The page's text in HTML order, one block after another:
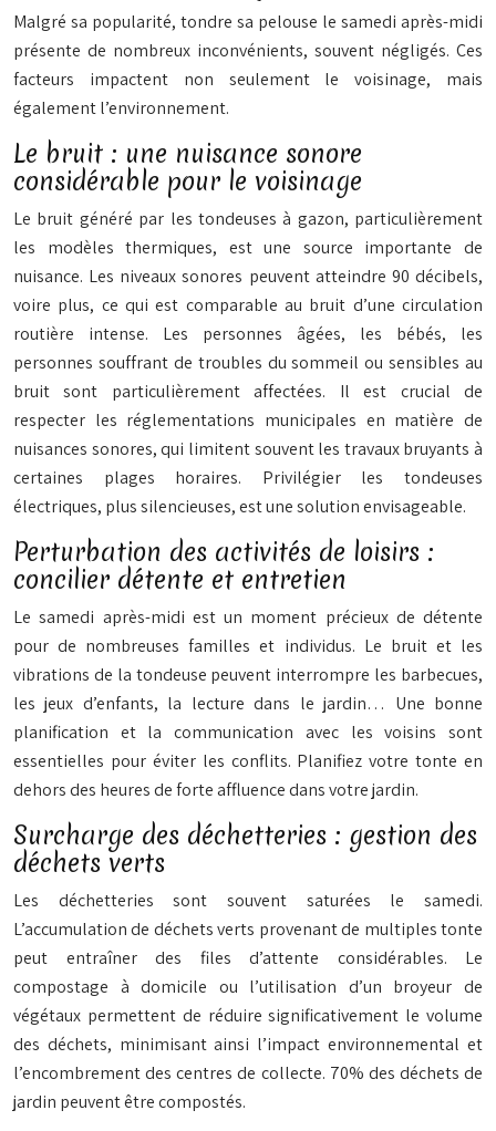
Malgré sa popularité, tondre sa pelouse le samedi après-midi
présente de nombreux inconvénients, souvent négligés. Ces
facteurs impactent non seulement le voisinage, mais
également l’environnement.
Le bruit : une nuisance sonore
considérable pour le voisinage
Le bruit généré par les tondeuses à gazon, particulièrement
les modèles thermiques, est une source importante de
nuisance. Les niveaux sonores peuvent atteindre 90 décibels,
voire plus, ce qui est comparable au bruit d’une circulation
routière intense. Les personnes âgées, les bébés, les
personnes souffrant de troubles du sommeil ou sensibles au
bruit sont particulièrement affectées. Il est crucial de
respecter les réglementations municipales en matière de
nuisances sonores, qui limitent souvent les travaux bruyants à
certaines plages horaires. Privilégier les tondeuses
électriques, plus silencieuses, est une solution envisageable.
Perturbation des activités de loisirs :
concilier détente et entretien
Le samedi après-midi est un moment précieux de détente
pour de nombreuses familles et individus. Le bruit et les
vibrations de la tondeuse peuvent interrompre les barbecues,
les jeux d’enfants, la lecture dans le jardin… Une bonne
planification et la communication avec les voisins sont
essentielles pour éviter les conflits. Planifiez votre tonte en
dehors des heures de forte affluence dans votre jardin.
Surcharge des déchetteries : gestion des
déchets verts
Les déchetteries sont souvent saturées le samedi.
L’accumulation de déchets verts provenant de multiples tonte
peut entraîner des files d’attente considérables. Le
compostage à domicile ou l’utilisation d’un broyeur de
végétaux permettent de réduire significativement le volume
des déchets, minimisant ainsi l’impact environnemental et
l’encombrement des centres de collecte. 70% des déchets de
jardin peuvent être compostés.